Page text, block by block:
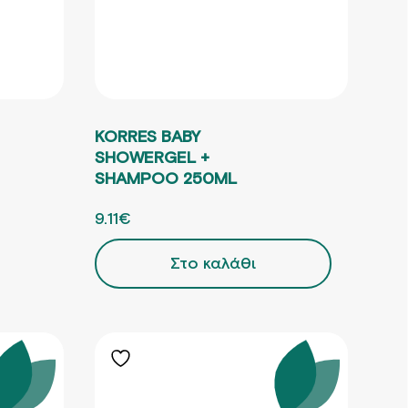
ΕΙΝΑΙ: 9.34€.
KORRES BABY
SHOWERGEL +
SHAMPOO 250ML
ORIGINAL PRICE WAS: 12.15€.
9.11€
Στο καλάθι